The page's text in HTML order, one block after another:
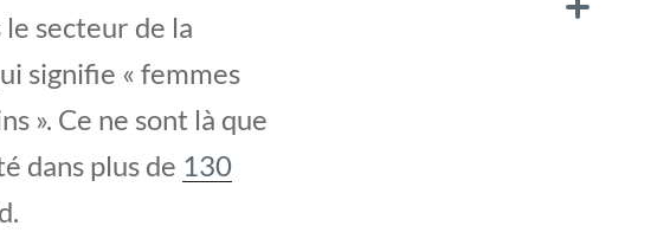
le secteur de la
signifie « femmes
». Ce ne sont là que
dans plus de 130